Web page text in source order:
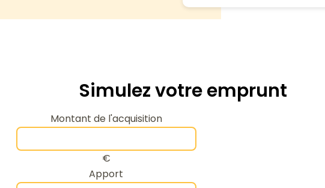
Simulez votre emprunt
Montant de l'acquisition
€
Apport